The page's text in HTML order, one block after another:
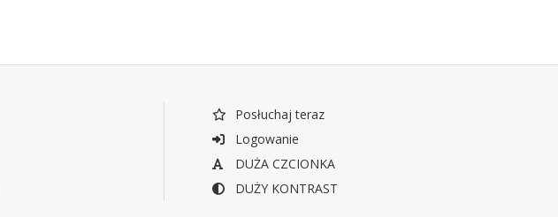
Posłuchaj teraz
Logowanie
DUŻA CZCIONKA
DUŻY KONTRAST